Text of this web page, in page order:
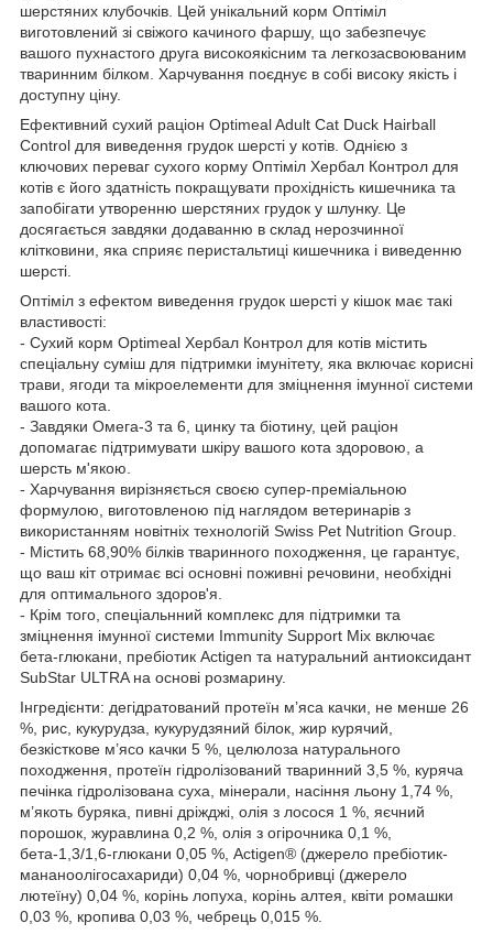
шерстяних клубочків. Цей унікальний корм Оптіміл
виготовлений зі свіжого качиного фаршу, що забезпечує
вашого пухнастого друга високоякісним та легкозасвоюваним
тваринним білком. Харчування поєднує в собі високу якість і
доступну ціну.
Ефективний сухий раціон Optimeal Adult Cat Duck Hairball
Control для виведення грудок шерсті у котів. Однією з
ключових переваг сухого корму Оптіміл Хербал Контрол для
котів є його здатність покращувати прохідність кишечника та
запобігати утворенню шерстяних грудок у шлунку. Це
досягається завдяки додаванню в склад нерозчинної
клітковини, яка сприяє перистальтиці кишечника і виведенню
шерсті.
Оптіміл з ефектом виведення грудок шерсті у кішок має такі
властивості:
- Сухий корм Optimeal Хербал Контрол для котів містить
спеціальну суміш для підтримки імунітету, яка включає корисні
трави, ягоди та мікроелементи для зміцнення імунної системи
вашого кота.
- Завдяки Омега-3 та 6, цинку та біотину, цей раціон
допомагає підтримувати шкіру вашого кота здоровою, а
шерсть м'якою.
- Харчування вирізняється своєю супер-преміальною
формулою, виготовленою під наглядом ветеринарів з
використанням новітніх технологій Swiss Pet Nutrition Group.
- Містить 68,90% білків тваринного походження, це гарантує,
що ваш кіт отримає всі основні поживні речовини, необхідні
для оптимального здоров'я.
- Крім того, спеціальнний комплекс для підтримки та
зміцнення імунної системи Immunity Support Mix включає
бета-глюкани, пребіотик Actigen та натуральний антиоксидант
SubStar ULTRA на основі розмарину.
Інгредієнти: дегідратований протеїн м’яса качки, не менше 26
%, рис, кукурудза, кукурудзяний білок, жир курячий,
безкісткове м’ясо качки 5 %, целюлоза натурального
походження, протеїн гідролізований тваринний 3,5 %, куряча
печінка гідролізована суха, мінерали, насіння льону 1,74 %,
м’якоть буряка, пивні дріжджі, олія з лосося 1 %, яєчний
порошок, журавлина 0,2 %, олія з огірочника 0,1 %,
бета-1,3/1,6-глюкани 0,05 %, Actigen® (джерело пребіотик-
мананоолігосахариди) 0,04 %, чорнобривці (джерело
лютеїну) 0,04 %, корінь лопуха, корінь алтея, квіти ромашки
0,03 %, кропива 0,03 %, чебрець 0,015 %.